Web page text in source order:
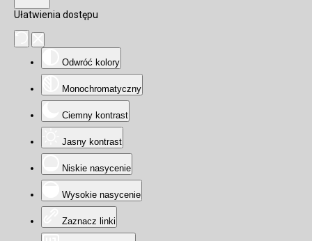
Ułatwienia dostępu
Odwróć kolory
Monochromatyczny
Ciemny kontrast
Jasny kontrast
Niskie nasycenie
Wysokie nasycenie
Zaznacz linki